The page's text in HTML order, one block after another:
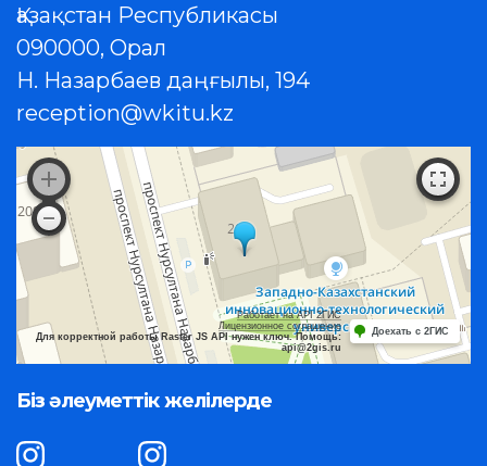
Қазақстан Республикасы
090000, Орал
Н. Назарбаев даңғылы, 194
reception@wkitu.kz
Работает на API 2ГИС
Лицензионное соглашение
Для корректной работы Raster JS API нужен ключ. Помощь:
api@2gis.ru
Доехать с 2ГИС
Біз әлеуметтік желілерде